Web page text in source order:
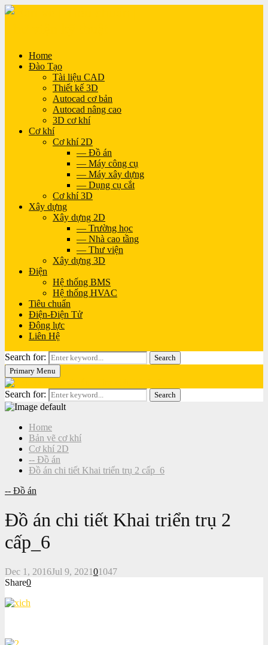
Home
Đào Tạo
Tài liệu CAD
Thiết kế 3D
Autocad cơ bản
Autocad nâng cao
3D cơ khí
Cơ khí
Cơ khí 2D
— Đồ án
— Máy công cụ
— Máy xây dựng
— Dụng cụ cắt
Cơ khí 3D
Xây dựng
Xây dựng 2D
— Trường học
— Nhà cao tầng
— Thư viện
Xây dựng 3D
Điện
Hệ thống BMS
Hệ thống HVAC
Tiêu chuẩn
Điện-Điện Tử
Động lực
Liên Hệ
Search for:
Search
Primary Menu
Search for: Search
Home
Bản vẽ cơ khí
Cơ khí 2D
-- Đồ án
Đồ án chi tiết Khai triển trụ 2 cấp_6
-- Đồ án
Đồ án chi tiết Khai triển trụ 2
cấp_6
Dec 1, 2016Jul 9, 202101047
Share0